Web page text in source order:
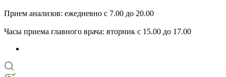
Прием анализов: ежедневно с 7.00 до 20.00
Часы приема главного врача: вторник с 15.00 до 17.00